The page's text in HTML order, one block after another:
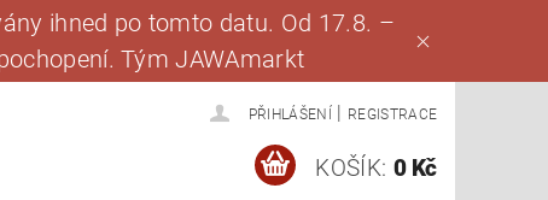
ihned po tomto datu. Od 17.8. –
Tým JAWAmarkt
PŘIHLÁŠENÍ REGISTRACE
KOŠÍK: 0 Kč